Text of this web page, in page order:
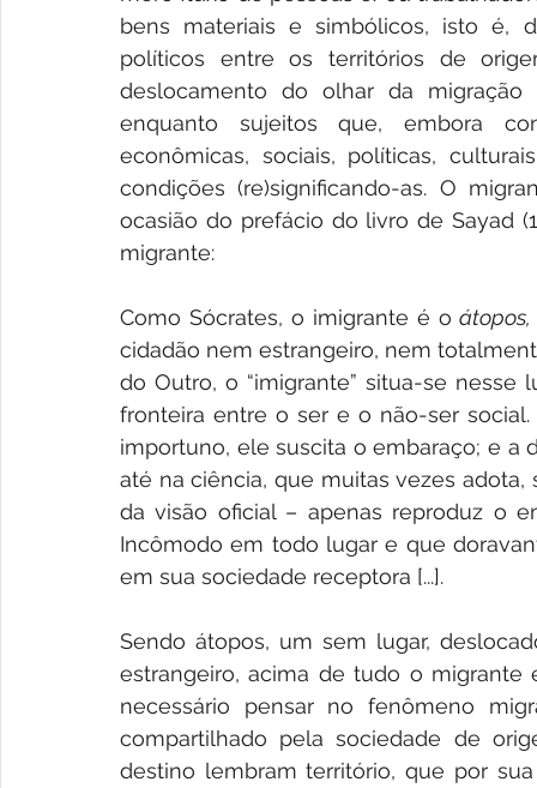
bens materiais e simbólicos, isto é,
políticos entre os territórios de
deslocamento do olhar da
enquanto sujeitos que, embora
econômicas, sociais, políticas,
condições (re)significando-as. O
ocasião do prefácio do livro de Sayad
migrante:
Como Sócrates, o imigrante é o átopos,
cidadão nem estrangeiro, nem
do Outro, o “imigrante” situa-se nesse
fronteira entre o ser e o não-ser
importuno, ele suscita o embaraço; e a
até na ciência, que muitas vezes
da visão oficial – apenas reproduz o
Incômodo em todo lugar e que
em sua sociedade receptora [...].
Sendo átopos, um sem lugar,
estrangeiro, acima de tudo o
necessário pensar no fenômeno
compartilhado pela sociedade de
destino lembram território, que por